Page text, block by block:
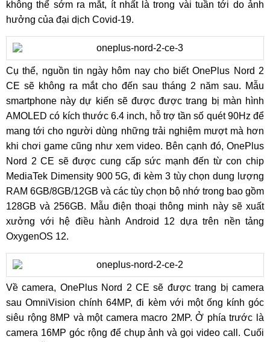
không thể sớm ra mắt, ít nhất là trong vài tuần tới do ảnh
hưởng của đại dịch Covid-19.
Cụ thể, nguồn tin ngày hôm nay cho biết OnePlus Nord 2
CE sẽ không ra mắt cho đến sau tháng 2 năm sau. Mẫu
smartphone này dự kiến sẽ được được trang bị màn hình
AMOLED có kích thước 6.4 inch, hỗ trợ tần số quét 90Hz để
mang tới cho người dùng những trải nghiệm mượt mà hơn
khi chơi game cũng như xem video. Bên cạnh đó, OnePlus
Nord 2 CE sẽ được cung cấp sức mạnh đến từ con chip
MediaTek Dimensity 900 5G, đi kèm 3 tùy chọn dung lượng
RAM 6GB/8GB/12GB và các tùy chọn bộ nhớ trong bao gồm
128GB và 256GB. Mẫu điện thoại thông minh này sẽ xuất
xưởng với hệ điều hành Android 12 dựa trên nền tảng
OxygenOS 12.
Về camera, OnePlus Nord 2 CE sẽ được trang bị camera
sau OmniVision chính 64MP, đi kèm với một ống kính góc
siêu rộng 8MP và một camera macro 2MP. Ở phía trước là
camera 16MP góc rộng để chụp ảnh và gọi video call. Cuối